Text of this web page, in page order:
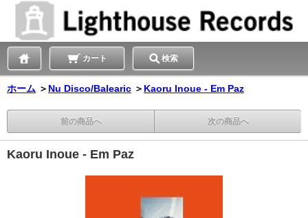
カート 検索
ホーム ＞ Nu Disco/Balearic ＞ Kaoru Inoue - Em Paz
前の商品へ 次の商品へ
Kaoru Inoue - Em Paz